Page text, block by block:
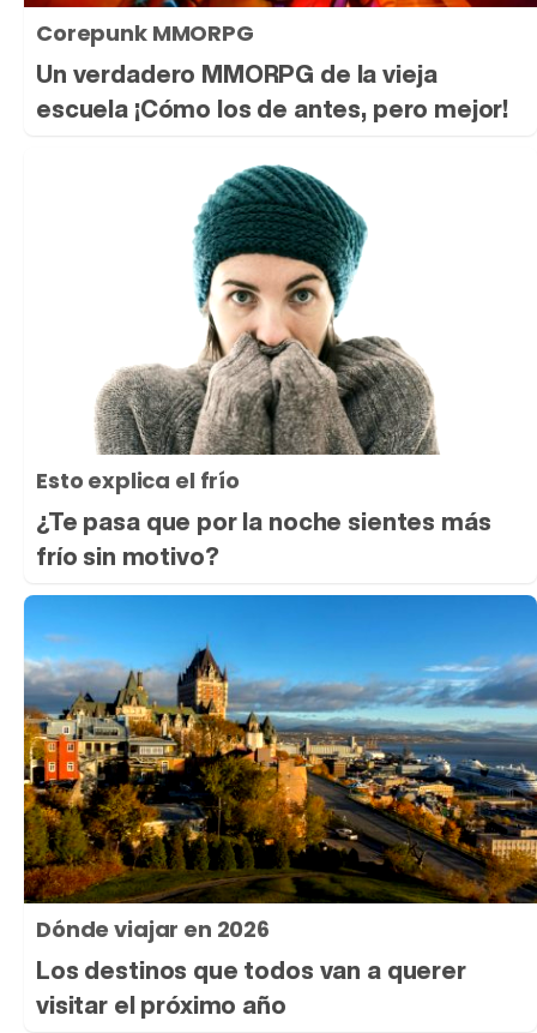
Corepunk MMORPG
Un verdadero MMORPG de la vieja
escuela ¡Cómo los de antes, pero mejor!
Esto explica el frío
¿Te pasa que por la noche sientes más
frío sin motivo?
Dónde viajar en 2026
Los destinos que todos van a querer
visitar el próximo año